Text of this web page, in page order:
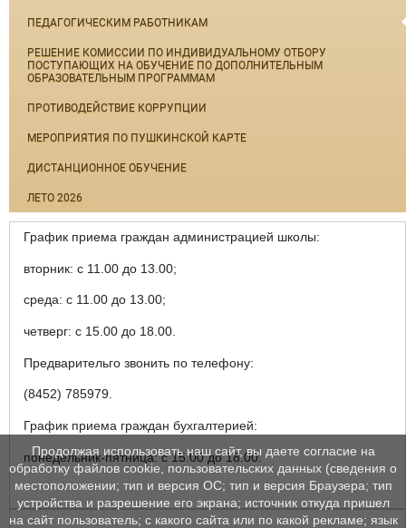
ПЕДАГОГИЧЕСКИМ РАБОТНИКАМ
РЕШЕНИЕ КОМИССИИ ПО ИНДИВИДУАЛЬНОМУ ОТБОРУ
ПОСТУПАЮЩИХ НА ОБУЧЕНИЕ ПО ДОПОЛНИТЕЛЬНЫМ
ОБРАЗОВАТЕЛЬНЫМ ПРОГРАММАМ
ПРОТИВОДЕЙСТВИЕ КОРРУПЦИИ
МЕРОПРИЯТИЯ ПО ПУШКИНСКОЙ КАРТЕ
ДИСТАНЦИОННОЕ ОБУЧЕНИЕ
ЛЕТО 2026
График приема граждан администрацией школы:
вторник: с 11.00 до 13.00;
среда: с 11.00 до 13.00;
четверг: с 15.00 до 18.00.
Предварительго звонить по телефону:
(8452) 785979.
График приема граждан бухгалтерией:
понедельник-пятница: с 15.00 до 18.00.
Продолжая использовать наш сайт, вы даете согласие на
обработку файлов cookie, пользовательских данных (сведения о
местоположении; тип и версия ОС; тип и версия Браузера; тип
устройства и разрешение его экрана; источник откуда пришел
на сайт пользователь; с какого сайта или по какой рекламе; язык